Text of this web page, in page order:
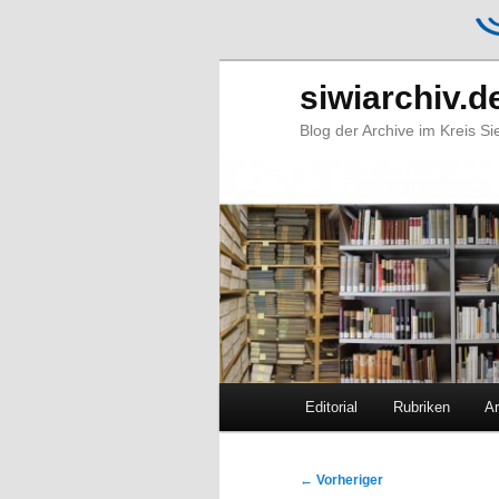
Blog der Archive im Kreis
Zum
Zum
Editorial Rubriken
Beitragsnavigation
← Vorheriger